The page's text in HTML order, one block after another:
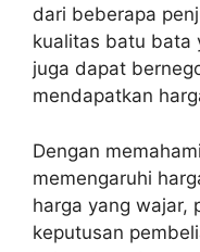
dari beberapa
kualitas batu bata
juga dapat
mendapatkan
Dengan
memengaruhi
harga yang wajar,
keputusan